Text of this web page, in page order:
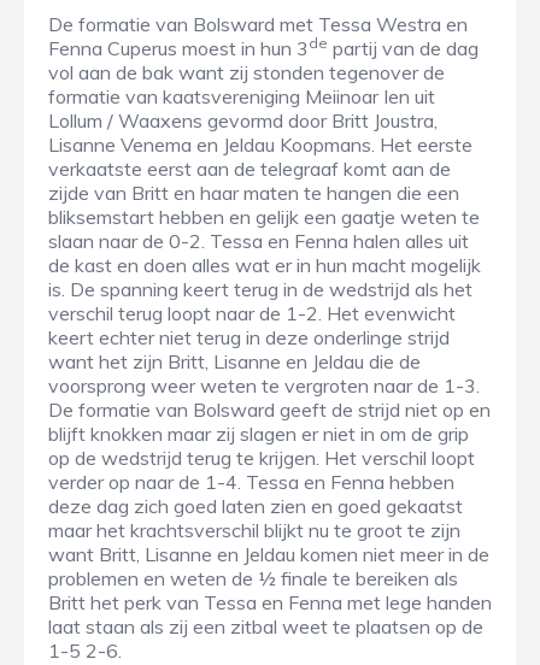
De formatie van Bolsward met Tessa Westra en
Fenna Cuperus moest in hun 3 de partij van de dag
vol aan de bak want zij stonden tegenover de
formatie van kaatsvereniging Meiinoar Ien uit
Lollum / Waaxens gevormd door Britt Joustra,
Lisanne Venema en Jeldau Koopmans. Het eerste
verkaatste eerst aan de telegraaf komt aan de
zijde van Britt en haar maten te hangen die een
bliksemstart hebben en gelijk een gaatje weten te
slaan naar de 0-2. Tessa en Fenna halen alles uit
de kast en doen alles wat er in hun macht mogelijk
is. De spanning keert terug in de wedstrijd als het
verschil terug loopt naar de 1-2. Het evenwicht
keert echter niet terug in deze onderlinge strijd
want het zijn Britt, Lisanne en Jeldau die de
voorsprong weer weten te vergroten naar de 1-3.
De formatie van Bolsward geeft de strijd niet op en
blijft knokken maar zij slagen er niet in om de grip
op de wedstrijd terug te krijgen. Het verschil loopt
verder op naar de 1-4. Tessa en Fenna hebben
deze dag zich goed laten zien en goed gekaatst
maar het krachtsverschil blijkt nu te groot te zijn
want Britt, Lisanne en Jeldau komen niet meer in de
problemen en weten de ½ finale te bereiken als
Britt het perk van Tessa en Fenna met lege handen
laat staan als zij een zitbal weet te plaatsen op de
1-5 2-6.